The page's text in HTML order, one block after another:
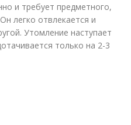
и требует предметного,
легко отвлекается и
Утомление наступает
только на 2-3